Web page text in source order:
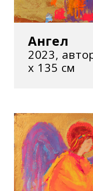
Ангел
2023,
х 135 см